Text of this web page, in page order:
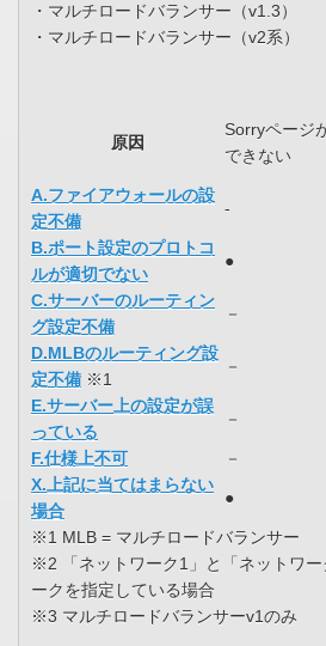
・マルチロードバランサー（v1.3）
・マルチロードバランサー（v2系）
原因
Sorryページ
できない
A.ファイアウォールの設
定不備
-
B.ポート設定のプロトコ
ルが適切でない
●
C.サーバーのルーティン
グ設定不備
－
D.MLBのルーティング設
定不備 ※1
－
E.サーバー上の設定が誤
っている
－
F.仕様上不可 －
X.上記に当てはまらない
場合
●
※1 MLB = マルチロードバランサー
※2 「ネットワーク1」と「ネットワー
ークを指定している場合
※3 マルチロードバランサーv1のみ